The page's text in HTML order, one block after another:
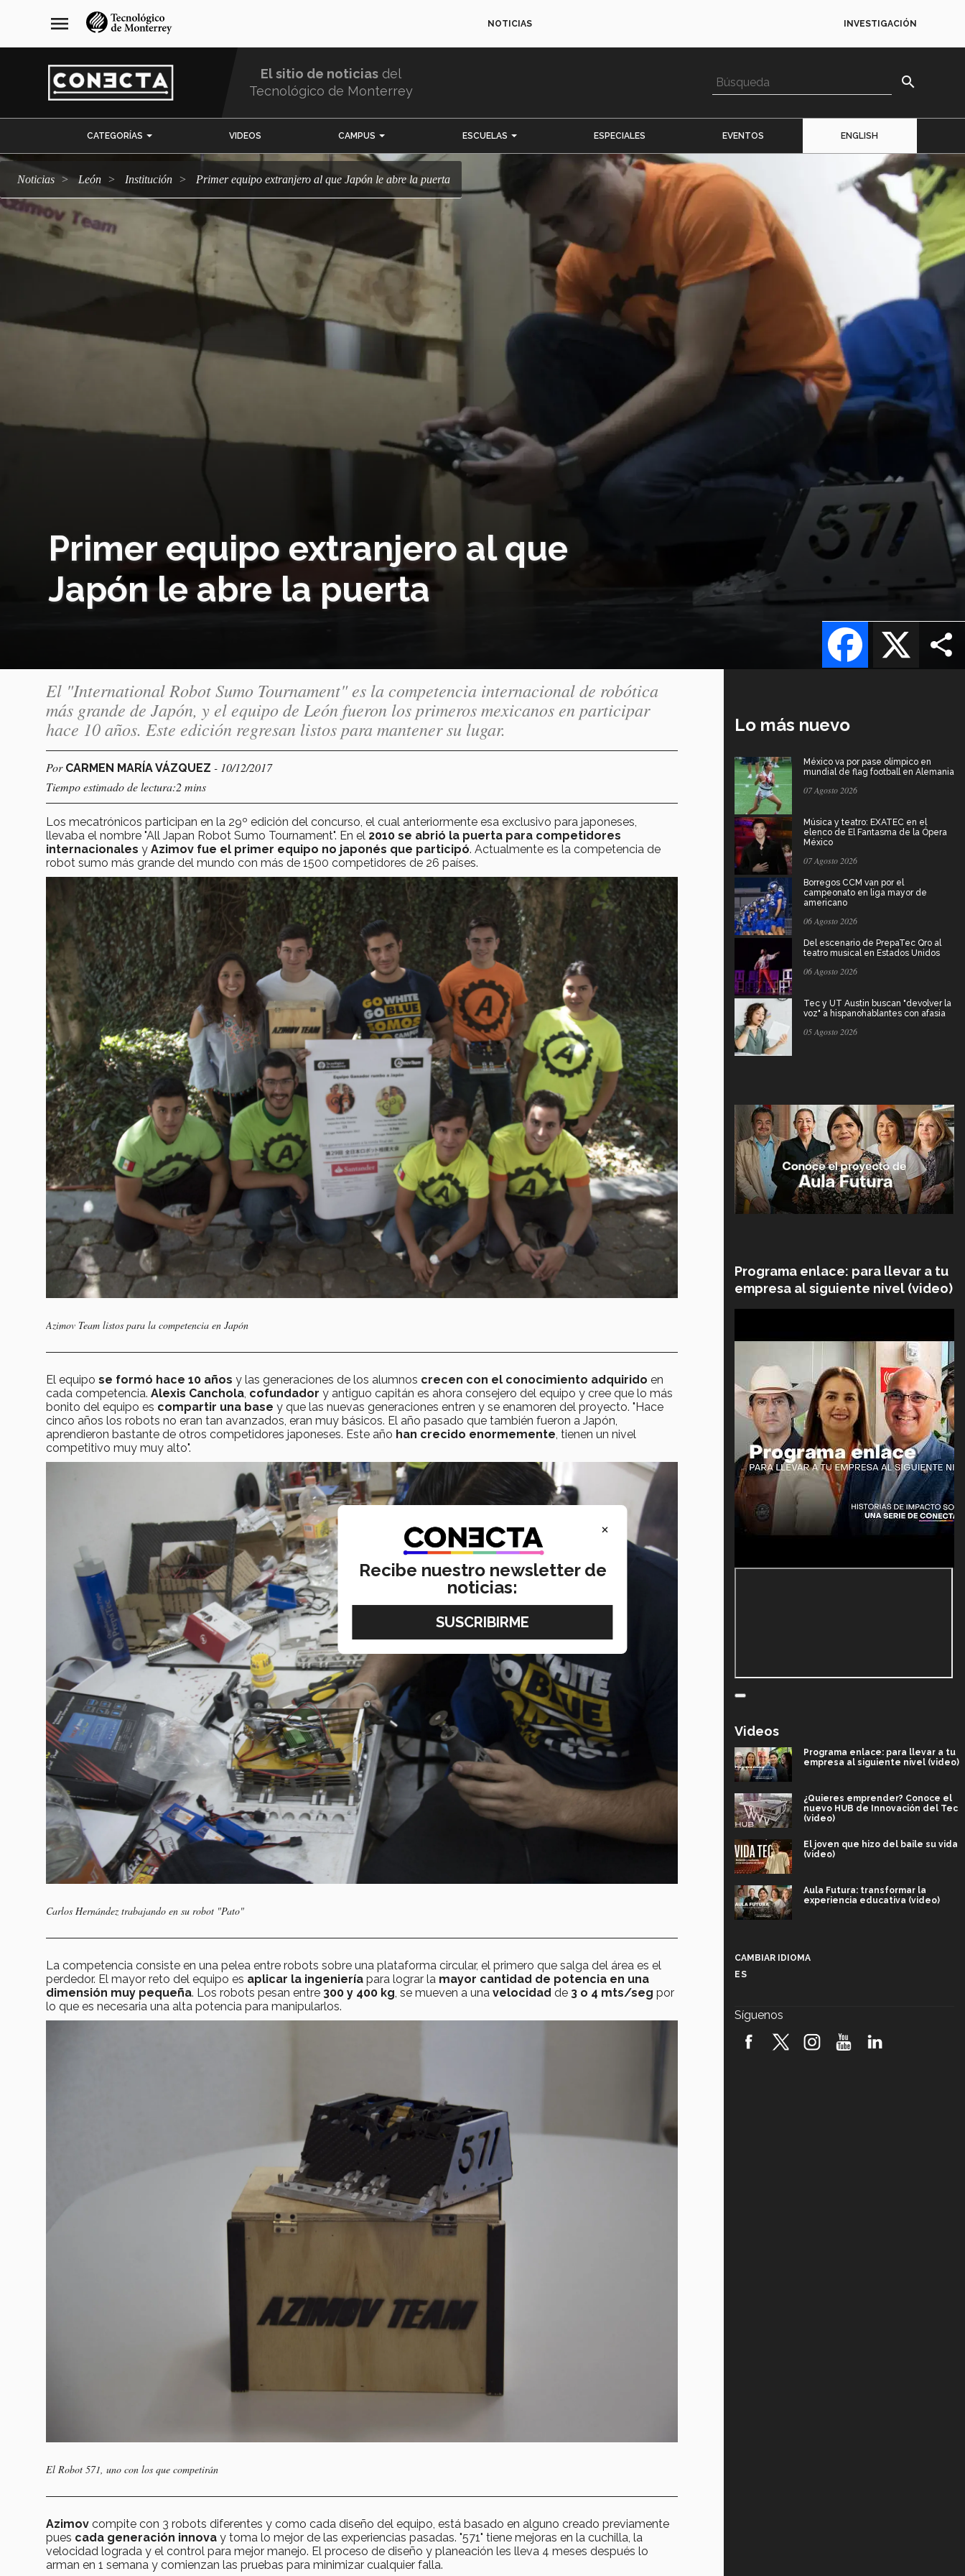
navegación
principal
menu NOTICIAS INVESTIGACIÓN
El sitio de noticias del
Tecnológico de Monterrey
search
CATEGORÍAS VIDEOS CAMPUS ESCUELAS ESPECIALES EVENTOS ENGLISH
Noticias León Institución Primer equipo extranjero al que Japón le abre la puerta
Primer equipo extranjero al que
Japón le abre la puerta
X
Facebook
El "International Robot Sumo Tournament" es la competencia internacional de robótica
más grande de Japón, y el equipo de León fueron los primeros mexicanos en participar
hace 10 años. Este edición regresan listos para mantener su lugar.
Por CARMEN MARÍA VÁZQUEZ - 10/12/2017
Tiempo estimado de lectura:2 mins
Los mecatrónicos participan en la 29º edición del concurso, el cual anteriormente esa exclusivo para japoneses,
llevaba el nombre "All Japan Robot Sumo Tournament". En el 2010 se abrió la puerta para competidores
internacionales y Azimov fue el primer equipo no japonés que participó. Actualmente es la competencia de
robot sumo más grande del mundo con más de 1500 competidores de 26 países.
Azimov Team listos para la competencia en Japón
El equipo se formó hace 10 años y las generaciones de los alumnos crecen con el conocimiento adquirido en
cada competencia. Alexis Canchola, cofundador y antiguo capitán es ahora consejero del equipo y cree que lo más
bonito del equipo es compartir una base y que las nuevas generaciones entren y se enamoren del proyecto. "Hace
cinco años los robots no eran tan avanzados, eran muy básicos. El año pasado que también fueron a Japón,
aprendieron bastante de otros competidores japoneses. Este año han crecido enormemente, tienen un nivel
competitivo muy muy alto".
Carlos Hernández trabajando en su robot "Pato"
La competencia consiste en una pelea entre robots sobre una plataforma circular, el primero que salga del área es el
perdedor. El mayor reto del equipo es aplicar la ingeniería para lograr la mayor cantidad de potencia en una
dimensión muy pequeña. Los robots pesan entre 300 y 400 kg, se mueven a una velocidad de 3 o 4 mts/seg por
lo que es necesaria una alta potencia para manipularlos.
El Robot 571, uno con los que competirán
Azimov compite con 3 robots diferentes y como cada diseño del equipo, está basado en alguno creado previamente
pues cada generación innova y toma lo mejor de las experiencias pasadas. "571" tiene mejoras en la cuchilla, la
velocidad lograda y el control para mejor manejo. El proceso de diseño y planeación les lleva 4 meses después lo
arman en 1 semana y comienzan las pruebas para minimizar cualquier falla.
Lo más nuevo
México va por pase olímpico en
mundial de flag football en Alemania
07 Agosto 2026
Música y teatro: EXATEC en el
elenco de El Fantasma de la Ópera
México
07 Agosto 2026
Borregos CCM van por el
campeonato en liga mayor de
americano
06 Agosto 2026
Del escenario de PrepaTec Qro al
teatro musical en Estados Unidos
06 Agosto 2026
Tec y UT Austin buscan "devolver la
voz" a hispanohablantes con afasia
05 Agosto 2026
Programa enlace: para llevar a tu
empresa al siguiente nivel (video)
Videos
Programa enlace: para llevar a tu
empresa al siguiente nivel (video)
¿Quieres emprender? Conoce el
nuevo HUB de Innovación del Tec
(video)
El joven que hizo del baile su vida
(video)
Aula Futura: transformar la
experiencia educativa (video)
robótica FIRST 2026! (video)
CAMBIAR IDIOMA
ES
Síguenos
×
Recibe nuestro newsletter de
noticias: